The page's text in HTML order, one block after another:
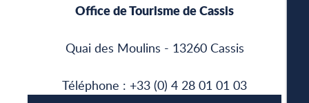
Office de Tourisme de Cassis
Quai des Moulins - 13260 Cassis
Téléphone : +33 (0) 4 28 01 01 03